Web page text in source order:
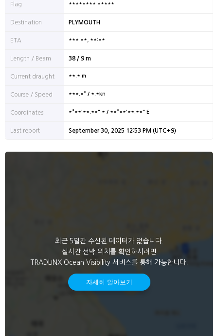
Flag ******** *****
Destination PLYMOUTH
ETA *** **, **:**
Length / Beam 38 / 9 m
Current draught **.* m
Course / Speed ***.*° / *.*kn
Coordinates *°**'**.**" * / **°**'**.**" E
Last report September 30, 2025 12:53 PM (UTC+9)
최근 5일간 수신된 데이터가 없습니다.
실시간 선박 위치를 확인하시려면
TRADLINX Ocean Visibility 서비스를 통해 가능합니다.
자세히 알아보기